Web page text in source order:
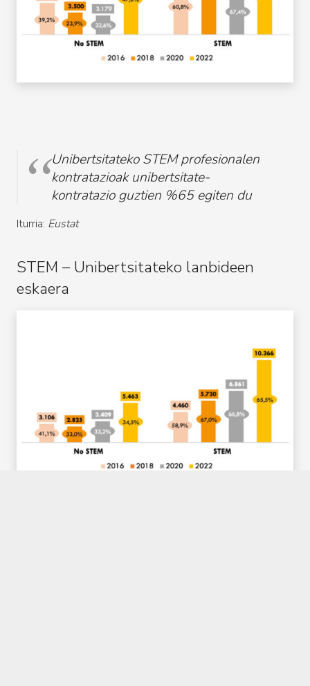
Unibertsitateko STEM profesionalen
kontratazioak unibertsitate-
kontratazio guztien %65 egiten du
Iturria: Eustat
STEM – Unibertsitateko lanbideen
eskaera